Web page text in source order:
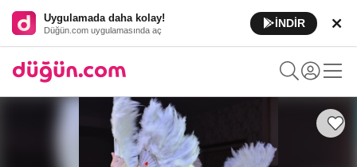
Uygulamada daha kolay!
Düğün.com uygulamasında aç
İNDİR